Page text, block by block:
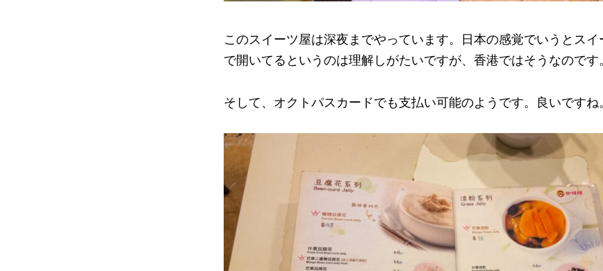
このスイーツ屋は深夜までやっています。日本の感覚でいうとスイ
で開いてるというのは理解しがたいですが、香港ではそうなのです。
そして、オクトパスカードでも支払い可能のようです。良いですね。